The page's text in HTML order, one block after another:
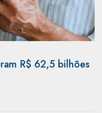
R$ 62,5 bilhões